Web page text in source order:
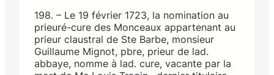
198. – Le 19 février 1723, la nomination au
prieuré-cure des Monceaux appartenant au
prieur claustral de Ste Barbe, monsieur
Guillaume Mignot, pbre, prieur de lad.
abbaye, nomme à lad. cure, vacante par la